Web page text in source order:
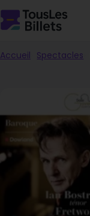
Accueil Spectacles